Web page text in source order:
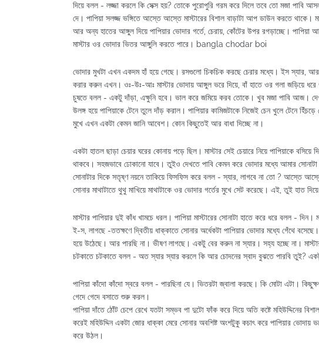
দিয়ে বলল - লজ্জা করলে কি সেক্স হয়? তোকে পুরোপুরি গরম করে দিলে তবে তো মজা পাবি
দে। পাপিয়া সলজ্জ ভঙ্গিতে আস্তে আস্তে মাস্টারের বিশাল বাড়াটা আপ ডাউন করতে থাকে।
আর অন্য হাতের আঙ্গুল দিয়ে পাপিয়ার ভোদার গর্তে, চেরায়, কোঁটের উপর রগড়াচ্ছে।
মাস্টার ওর ভোদার ভিতর আঙ্গুলি করতে পারে। bangla chodar boi
ভোদার মুখটা এখন একদম হাঁ হয়ে গেছে। রসগুলো চিকচিক করছে চেরার মধ্যে। ইস স্যার,
করার করুন এখন। ওঃ-উঃ-আঃ মাস্টার ভোদায় আঙ্গুল ভরে দিয়ে, বাঁ হাতে ওর গলা জড়িয়ে
চুষতে বলল - একটু দাঁড়া, এক্ষুনি হবে। ভাল করে জমিয়ে করব তোকে। খুব মজা পাবি আজ।
উলঙ্গ হয়ে পাপিয়াকে টেনে তুলে দাঁড় করাল। পাপিয়ার কামিজটাকে নিজেই চেন খুলে টেনে
মুখে এখন একটা কেমন জানি আবেশ। কোন কিছুতেই আর বাধা দিচ্ছে না।
একটা হাতল ছাড়া চেয়ার ঘরের কোনায় পড়ে ছিল। মাস্টার সেই চেয়ারে নিয়ে পাপিয়াকে
থাকবে। সহজভাবে ঢোকানো যাবে। তুইও দেখতে পাবি কেমন করে ভোদার মধ্যে আমার সোনাটা
সোনাটার দিকে সতৃষ্ণ নয়নে তাকিয়ে ফিসফিস করে বলল - স্যার, লাগবে না তো ? আস্তে
সোনার মাথাটাতে থুথু মাখিয়ে মাথাটাকে ওর ভোদার গর্তের মুখে সেট করেছে। এই, তুই
মাস্টার পাপিয়ার দুই কাঁধ খামচে ধরল। পাপিয়া মাস্টারের সোনাটা হাতে করে ধরে বলল -
ই-স, লাগছে -ততক্ষণে দ্বিতীয় ধাক্কাতে সোনার অর্ধেকটা পাপিয়ার ভোদার মধ্যে গেঁথে
হয়ে উঠেছে। আর পারছি না। ভীষণ লাগছে। একটু বের করুন না স্যার। সহ্য হচ্ছে না।
চটকাতে চটকাতে বলল - অত স্যার স্যার করলে কি আর চোদনের স্বাদ বুঝতে পারবি তুই?
পাপিয়া কাঁদো কাঁদো স্বরে বলল - পারছিনা যে। ভিতরটা জ্বালা করছে। কি মোটা এটা।
গেদে গেদে বসাতে শুরু করল।
পাপিয়া দাঁতে ঠোঁট চেপে রেখে যতটা সম্ভব পা দুটো ফাঁক করে দিয়ে অতি কষ্টে মহিউদ্দিনের
করেই মহিউদ্দিন একটা জোর ধাক্কা মেরে সোনার অবশিষ্ট অংশটুকু কচাৎ করে পাপিয়ার ভোদায়
করে উঠল।